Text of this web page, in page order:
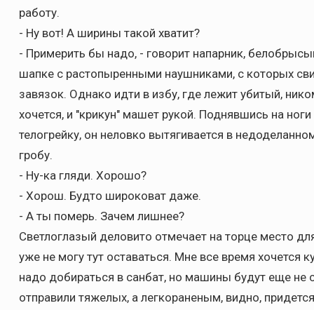
работу.
- Ну вот! А ширины такой хватит?
- Примерить бы надо, - говорит напарник,
шапке с растопыренными наушниками, с которых
завязок. Однако идти в избу, где лежит убитый,
хочется, и "крикун" машет рукой. Поднявшись на ноги
телогрейку, он неловко вытягивается в
гробу.
- Ну-ка гляди. Хорошо?
- Хорош. Будто широковат даже.
- А ты померь. Зачем лишнее?
Светлоглазый деловито отмечает на торце место
уже не могу тут оставаться. Мне все время хочется
надо добираться в санбат, но машины будут еще не
отправили тяжелых, а легкораненым, видно,